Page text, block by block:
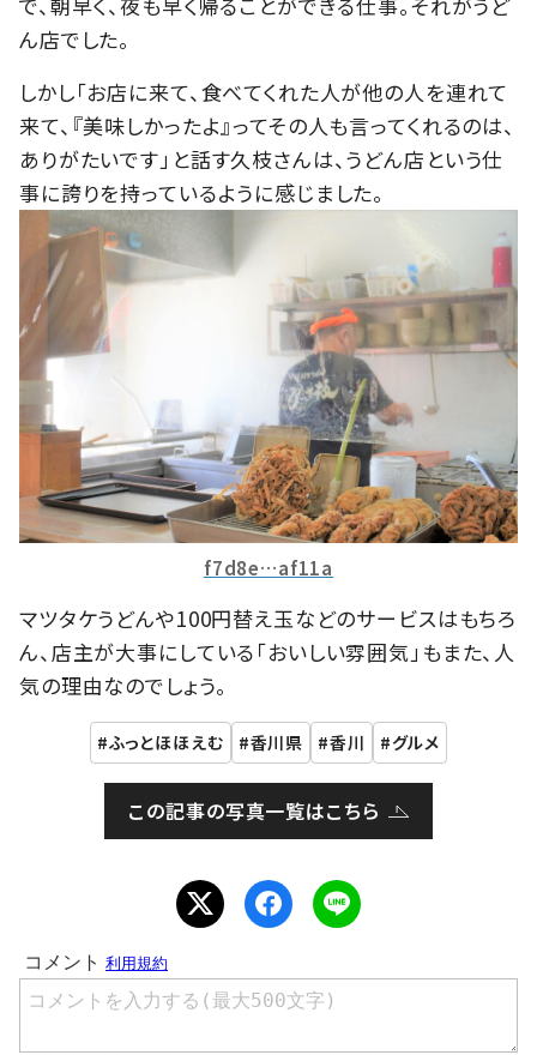
ん店でした。
しかし「お店に来て、食べてくれた人が他の人を連れて
来て、『美味しかったよ』ってその人も言ってくれるのは、
ありがたいです」と話す久枝さんは、うどん店という仕
事に誇りを持っているように感じました。
f7d8e…af11a
マツタケうどんや100円替え玉などのサービスはもちろ
ん、店主が大事にしている「おいしい雰囲気」もまた、人
気の理由なのでしょう。
ふっとほほえむ 香川県 香川 グルメ
この記事の写真一覧はこちら